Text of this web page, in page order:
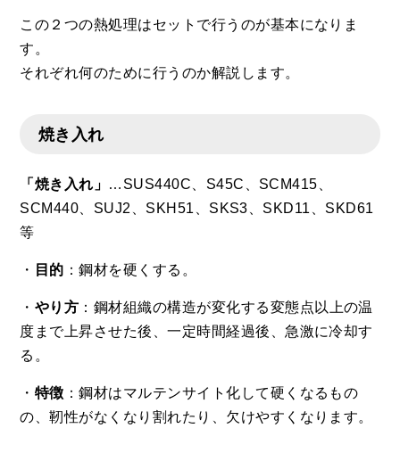
この２つの熱処理はセットで行うのが基本になりま
す。
それぞれ何のために行うのか解説します。
焼き入れ
「焼き入れ」 …SUS440C、S45C、SCM415、
SCM440、SUJ2、SKH51、SKS3、SKD11、SKD61
等
・ 目的 ：鋼材を硬くする。
・ やり方 ：鋼材組織の構造が変化する変態点以上の温
度まで上昇させた後、一定時間経過後、急激に冷却す
る。
・ 特徴 ：鋼材はマルテンサイト化して硬くなるもの
の、靭性がなくなり割れたり、欠けやすくなります。